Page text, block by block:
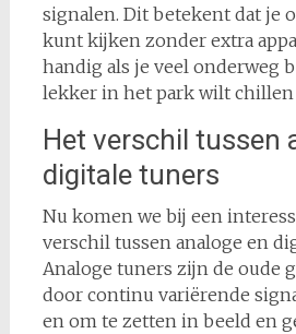
signalen. Dit betekent dat je
kunt kijken zonder extra
handig als je veel onderweg
lekker in het park wilt chillen
Het verschil tussen
digitale tuners
Nu komen we bij een
verschil tussen analoge en
Analoge tuners zijn de oude
door continu variërende
en om te zetten in beeld en